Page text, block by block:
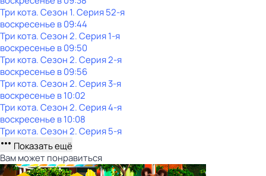
Три кота. Сезон 1. Серия 52-я
воскресенье в09:44
Три кота. Сезон 2. Серия 1-я
воскресенье в09:50
Три кота. Сезон 2. Серия 2-я
воскресенье в09:56
Три кота. Сезон 2. Серия 3-я
воскресенье в10:02
Три кота. Сезон 2. Серия 4-я
воскресенье в10:08
Три кота. Сезон 2. Серия 5-я
Показать ещё
Вам может понравиться